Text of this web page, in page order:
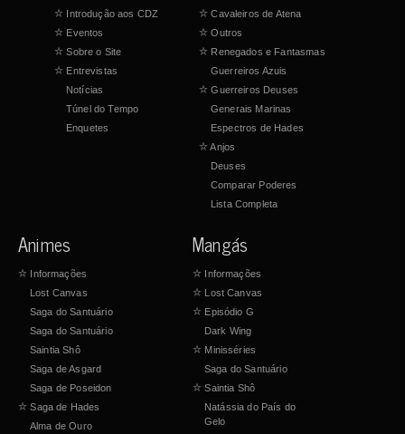
☆ Introdução aos CDZ
☆ Eventos
☆ Sobre o Site
☆ Entrevistas
Notícias
Túnel do Tempo
Enquetes
☆ Cavaleiros de Atena
☆ Outros
☆ Renegados e Fantasmas
Guerreiros Azuis
☆ Guerreiros Deuses
Generais Marinas
Espectros de Hades
☆Anjos
Deuses
Comparar Poderes
Lista Completa
Animes
☆ Informações
Lost Canvas
Saga do Santuário
Saga do Santuário
Saintia Shô
Saga de Asgard
Saga de Poseidon
☆ Saga de Hades
Alma de Ouro
Mangás
☆ Informações
☆ Lost Canvas
☆ Episódio G
Dark Wing
☆ Minisséries
Saga do Santuário
☆ Saintia Shô
Natássia do País do
Gelo